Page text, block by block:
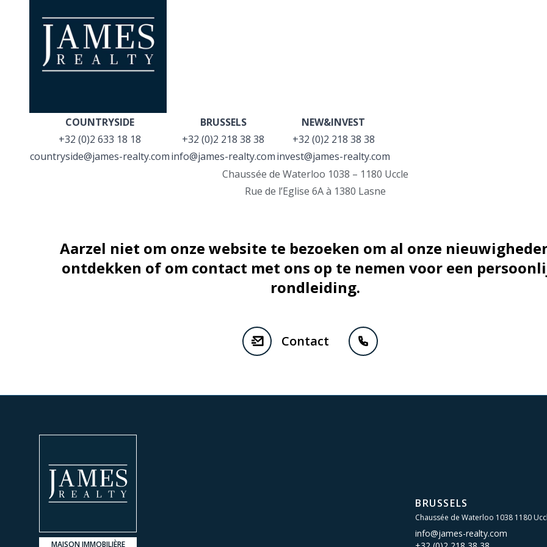
COUNTRYSIDE
+32 (0)2 633 18 18
countryside@james-realty.com
BRUSSELS
+32 (0)2 218 38 38
info@james-realty.com
NEW&INVEST
+32 (0)2 218 38 38
invest@james-realty.com
Chaussée de Waterloo 1038 – 1180 Uccle
Rue de l’Eglise 6A à 1380 Lasne
Aarzel niet om onze website te bezoeken om al onze
ontdekken of om contact met ons op te nemen voor een
rondleiding.
Contact
MAISON IMMOBILIÈRE
BRUSSELS
Chaussée de Waterloo 1038 1180
info@james-realty.com